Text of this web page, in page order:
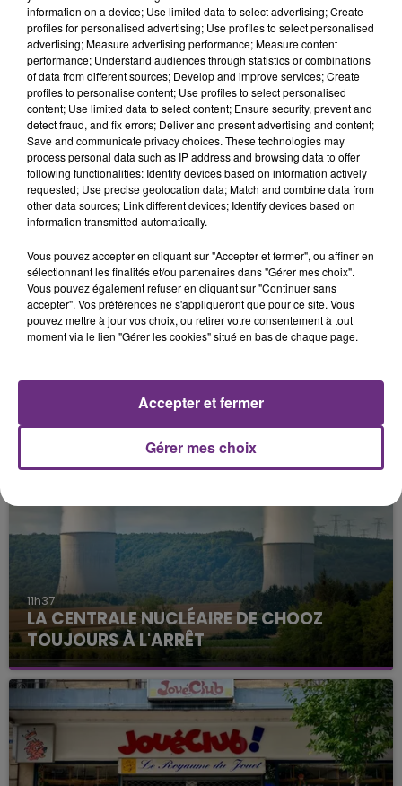
En raison d'un mouvement social, le réseau Citura
sera fortement perturbé le lundi 21 février. Retrouvez
ci-dessous les prévisions de trafic :
pic.twitter.com/GAycZY9lhC
— CITURA Bus-Tram (@CITURA_Officiel)February 19,
2022
Un mouvement social provoqué par la rupture de
réseau, Mars, en septembre dernier.
Toutes ces perturbations ne vont pas faciliter la
tâche des élèves et de leurs parents en ce jour de
rentrée scolaire.
FIL D'ACTU
11h37
LA CENTRALE NUCLÉAIRE DE CHOOZ
TOUJOURS À L'ARRÊT
Cela fait déjà une semaine que la centrale
nucléaire ardennaise est à l'arrêt. Une situation
justifiée par la sécheresse intense qui est toujours
présente.
information on a device; Use limited data to select advertising; Create
profiles for personalised advertising; Use profiles to select personalised
advertising; Measure advertising performance; Measure content
performance; Understand audiences through statistics or combinations
of data from different sources; Develop and improve services; Create
profiles to personalise content; Use profiles to select personalised
content; Use limited data to select content; Ensure security, prevent and
detect fraud, and fix errors; Deliver and present advertising and content;
Save and communicate privacy choices. These technologies may
process personal data such as IP address and browsing data to offer
following functionalities: Identify devices based on information actively
requested; Use precise geolocation data; Match and combine data from
other data sources; Link different devices; Identify devices based on
information transmitted automatically.
Vous pouvez accepter en cliquant sur "Accepter et fermer", ou affiner en
sélectionnant les finalités et/ou partenaires dans "Gérer mes choix".
Vous pouvez également refuser en cliquant sur "Continuer sans
accepter". Vos préférences ne s'appliqueront que pour ce site. Vous
pouvez mettre à jour vos choix, ou retirer votre consentement à tout
moment via le lien "Gérer les cookies" situé en bas de chaque page.
Gérer mes choix
Accepter et fermer